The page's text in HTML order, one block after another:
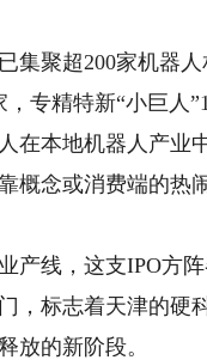
聚超200家机器人
专精特新“小巨人
本地机器人产业
概念或消费端的热
线，这支IPO方阵
，标志着天津的硬
放的新阶段。